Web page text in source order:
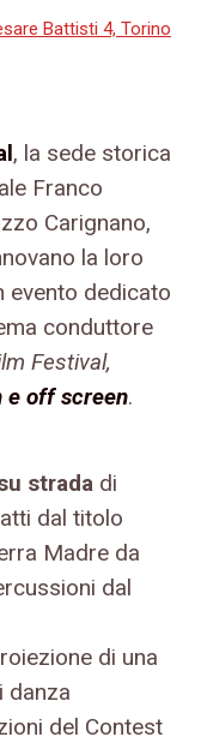
Battisti 4, Torino
, la sede storica
Franco
Carignano,
la loro
evento dedicato
conduttore
Festival,
e off screen.
strada di
dal titolo
Madre da
dal
di una
danza
del Contest